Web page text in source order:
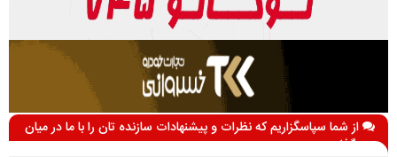
از شما سپاسگزاریم که نظرات و پیشنهادات سازنده تان را با ما در میان
می گذارید